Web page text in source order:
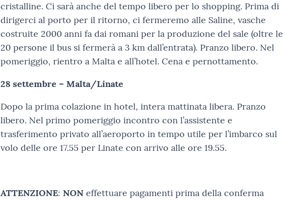
cristalline. Ci sarà anche del tempo libero per lo shopping. Prima di
dirigerci al porto per il ritorno, ci fermeremo alle Saline, vasche
costruite 2000 anni fa dai romani per la produzione del sale (oltre le
20 persone il bus si fermerà a 3 km dall’entrata). Pranzo libero. Nel
pomeriggio, rientro a Malta e all’hotel. Cena e pernottamento.
28 settembre – Malta/Linate
Dopo la prima colazione in hotel, intera mattinata libera. Pranzo
libero. Nel primo pomeriggio incontro con l’assistente e
trasferimento privato all’aeroporto in tempo utile per l’imbarco sul
volo delle ore 17.55 per Linate con arrivo alle ore 19.55.
ATTENZIONE: NONeffettuare pagamenti prima della conferma